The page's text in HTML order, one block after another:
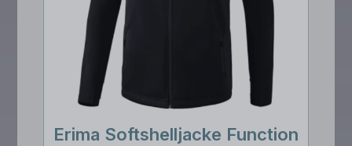
Erima Softshelljacke Function